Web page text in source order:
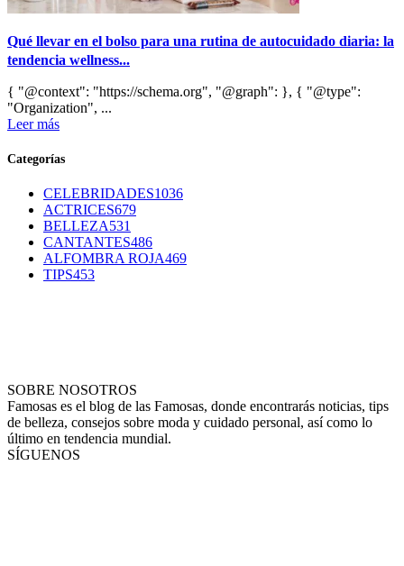
Qué llevar en el bolso para una rutina de autocuidado diaria: la
tendencia wellness...
{ "@context": "https://schema.org", "@graph": }, { "@type":
"Organization", ...
Leer más
Categorías
CELEBRIDADES1036
ACTRICES679
BELLEZA531
CANTANTES486
ALFOMBRA ROJA469
TIPS453
SOBRE NOSOTROS
Famosas es el blog de las Famosas, donde encontrarás noticias, tips
de belleza, consejos sobre moda y cuidado personal, así como lo
último en tendencia mundial.
SÍGUENOS